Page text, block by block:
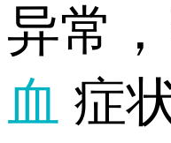
异常
血 症